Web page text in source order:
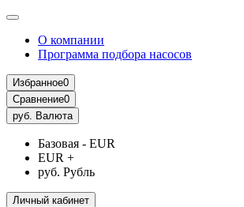
О компании
Программа подбора насосов
Избранное0
Сравнение0
руб. Валюта
Базовая - EUR
EUR +
руб. Рубль
Личный кабинет